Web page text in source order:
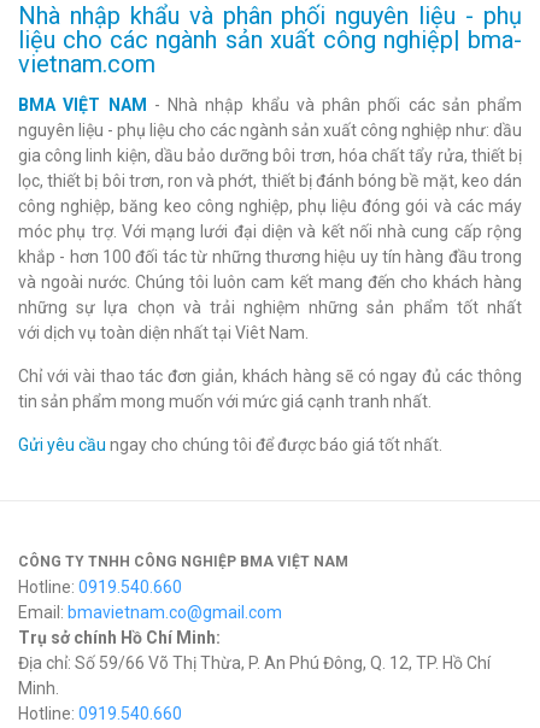
Nhà nhập khẩu và phân phối nguyên liệu - phụ
liệu cho các ngành sản xuất công nghiệp| bma-
vietnam.com
BMA VIỆT NAM
- Nhà nhập khẩu và phân phối các sản phẩm
nguyên liệu - phụ liệu cho các ngành sản xuất công nghiệp như: dầu
gia công linh kiện, dầu bảo dưỡng bôi trơn, hóa chất tẩy rửa, thiết bị
lọc, thiết bị bôi trơn, ron và phớt, thiết bị đánh bóng bề mặt, keo dán
công nghiệp, băng keo công nghiệp, phụ liệu đóng gói và các máy
móc phụ trợ. Với mạng lưới đại diện và kết nối nhà cung cấp rộng
khắp - hơn 100 đối tác từ những thương hiệu uy tín hàng đầu trong
và ngoài nước. Chúng tôi luôn cam kết mang đến cho khách hàng
những sự lựa chọn và trải nghiệm những sản phẩm tốt nhất
với dịch vụ toàn diện nhất tại Viêt Nam.
Chỉ với vài thao tác đơn giản, khách hàng sẽ có ngay đủ các thông
tin sản phẩm mong muốn với mức giá cạnh tranh nhất.
Gửi yêu cầu ngay cho chúng tôi để được báo giá tốt nhất.
CÔNG TY TNHH CÔNG NGHIỆP BMA VIỆT NAM
Hotline: 0919.540.660
Email: bmavietnam.co@gmail.com
Trụ sở chính Hồ Chí Minh:
Địa chỉ: Số 59/66 Võ Thị Thừa, P. An Phú Đông, Q. 12, TP. Hồ Chí
Minh.
Hotline: 0919.540.660